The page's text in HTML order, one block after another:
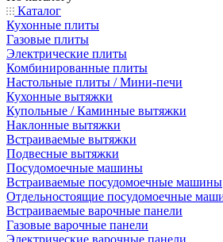
Каталог
Кухонные плиты
Газовые плиты
Электрические плиты
Комбинированные плиты
Настольные плиты / Мини-печи
Кухонные вытяжки
Купольные / Каминные вытяжки
Наклонные вытяжки
Встраиваемые вытяжки
Подвесные вытяжки
Посудомоечные машины
Встраиваемые посудомоечные машины
Отдельностоящие посудомоечные
Встраиваемые варочные панели
Газовые варочные панели
Электрические варочные панели